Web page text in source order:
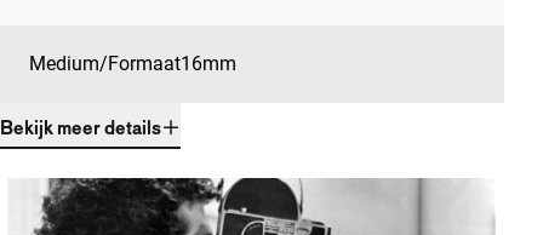
Medium/Formaat16mm
Bekijk meer details